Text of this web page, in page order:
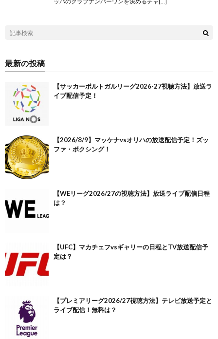
最新の投稿
【サッカーポルトガルリーグ2026-27視聴方法】放送ラ
イブ配信予定！
【2026/8/9】マッケナvsオリハの放送配信予定！ズッ
ファ・ボクシング！
【WEリーグ2026/27の視聴方法】放送ライブ配信日程
は？
【UFC】マカチェフvsギャリーの日程とTV放送配信予
定は？
【プレミアリーグ2026/27視聴方法】テレビ放送予定と
ライブ配信！無料は？